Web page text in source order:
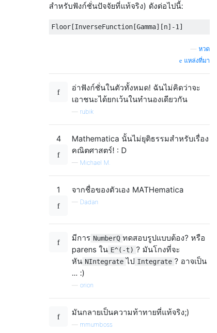
สำหรับฟังก์ชั่นปัจจัยที่แท้จริง) ดังต่อไปนี้:
หวด
แหล่งที่มา
อ่าฟังก์ชั่นในตัวทั้งหมด! ฉันไม่คิดว่าจะ
เอาชนะได้ยกเว้นในทำนองเดียวกัน
rubik
4
Mathematica นั้นไม่ยุติธรรมสำหรับเรื่อง
คณิตศาสตร์! : D
— Michael M.
1 จากชื่อของตัวเอง MATHematica
— Dadan
มีการ NumberQ ทดสอบรูปแบบต้อง? หรือ
parens ใน E^(-t) ? มันโกงที่จะ
หัน NIntegrate ไป Integrate ? อาจเป็น
... :)
orion
มันกลายเป็นความท้าทายที่แท้จริง;)
mmumboss